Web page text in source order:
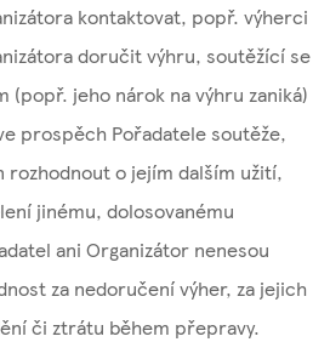
kontaktovat, popř. výherci
doručit výhru, soutěžící se
(popř. jeho nárok na výhru zaniká)
prospěch Pořadatele soutěže,
rozhodnout o jejím dalším užití,
jinému, dolosovanému
ani Organizátor nenesou
za nedoručení výher, za jejich
či ztrátu během přepravy.